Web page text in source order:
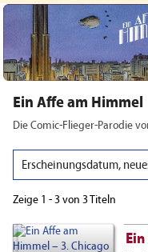
Ein Affe am Himmel
Die Comic-Flieger-Parodie
Erscheinungsdatum,
Zeige 1 - 3 von 3 Titeln